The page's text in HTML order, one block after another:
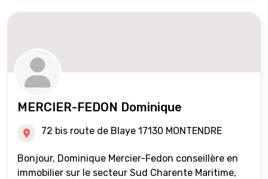
MERCIER-FEDON Dominique
72 bis route de Blaye 17130 MONTENDRE
Bonjour, Dominique Mercier-Fedon conseillère en
immobilier sur le secteur Sud Charente Maritime,